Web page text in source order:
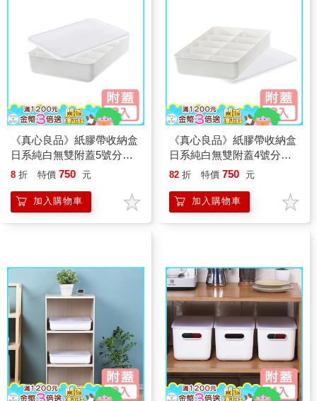
《真心良品》紙膠帶收納盒
日系純白無雙附蓋5號分隔
收納盒(15格)-2入組
8 折 特價 750 元
加入購物車
《真心良品》紙膠帶收納盒
日系純白無雙附蓋4號分隔
收納盒(10格)-2入組
82 折 特價 750 元
加入購物車